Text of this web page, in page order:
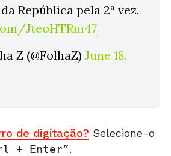
República pela 2ª vez.
JteoHTRm47
Z (@FolhaZ) June 18,
de digitação? Selecione-o
+ Enter .